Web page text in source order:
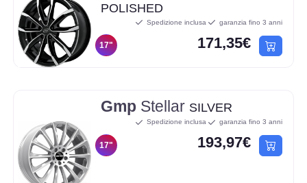
POLISHED
17"
Spedizione inclusa garanzia fino 3 anni
171,35€
Gmp Stellar SILVER
17"
Spedizione inclusa garanzia fino 3 anni
193,97€